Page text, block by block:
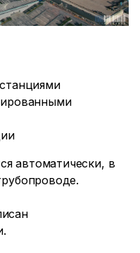
автоматически, в